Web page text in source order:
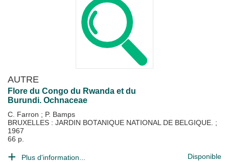
AUTRE
Flore du Congo du Rwanda et du
Burundi. Ochnaceae
C. Farron ; P. Bamps
BRUXELLES : JARDIN BOTANIQUE NATIONAL DE BELGIQUE. ;
1967
66 p.
Plus d'information... Disponible